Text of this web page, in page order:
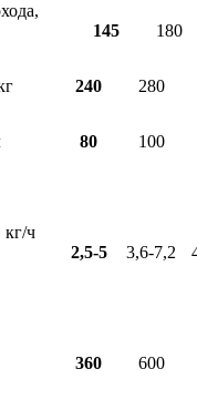
145 180
240 280
80 100
кг/ч
2,5-5 3,6-7,2
360 600